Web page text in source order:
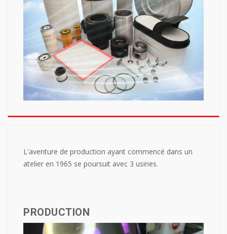
L'aventure de production ayant commencé dans un
atelier en 1965 se poursuit avec 3 usines.
PRODUCTION